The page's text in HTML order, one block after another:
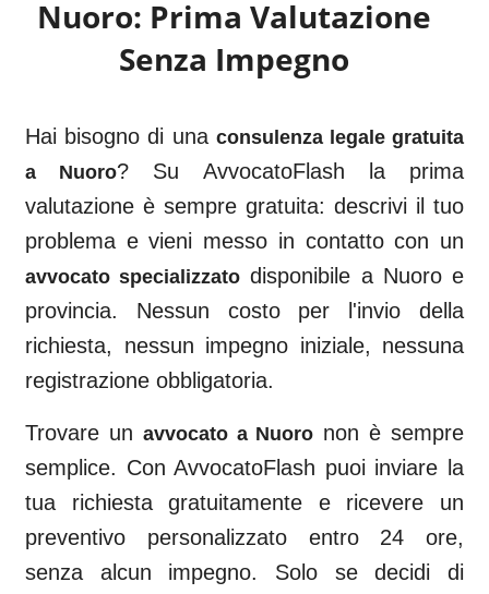
Nuoro: Prima Valutazione
Senza Impegno
Hai bisogno di una consulenza legale gratuita
a Nuoro? Su AvvocatoFlash la prima
valutazione è sempre gratuita: descrivi il tuo
problema e vieni messo in contatto con un
avvocato specializzato disponibile a Nuoroe
provincia. Nessun costo per l'invio della
richiesta, nessun impegno iniziale, nessuna
registrazione obbligatoria.
Trovare un avvocato a Nuoro non è sempre
semplice. Con AvvocatoFlash puoi inviare la
tua richiesta gratuitamente e ricevere un
preventivo personalizzato entro 24 ore,
senza alcun impegno. Solo se decidi di